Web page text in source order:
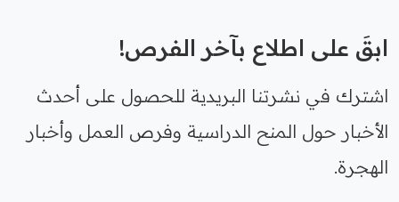
ابقَ على اطلاع بآخر الفرص!
اشترك في نشرتنا البريدية للحصول على أحدث
الأخبار حول المنح الدراسية وفرص العمل وأخبار
الهجرة.